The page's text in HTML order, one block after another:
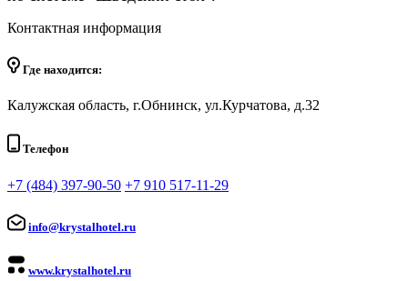
Контактная информация
Где находится:
Калужская область, г.Обнинск, ул.Курчатова, д.32
Телефон
+7 (484) 397-90-50 +7 910 517-11-29
info@krystalhotel.ru
www.krystalhotel.ru